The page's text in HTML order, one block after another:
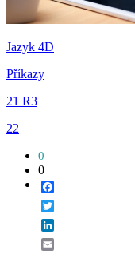
Jazyk 4D
Příkazy
21 R3
22
0
0